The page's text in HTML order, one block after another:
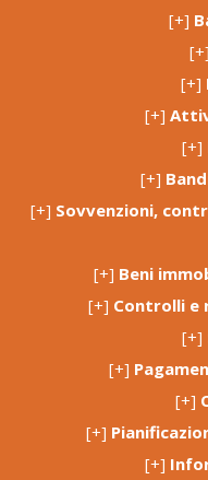
[+]
[+]
[+]
[+]
[+]
[+]
[+] Sovvenzioni,
[+] Beni
[+] Controlli e
[+]
[+]
[+]
[+]
[+]